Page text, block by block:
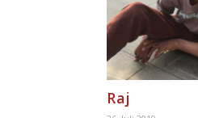
Raj